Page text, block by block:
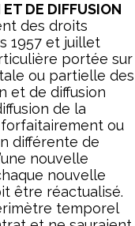
DE DIFFUSION
des droits
1957 et juillet
portée sur
ou partielle des
et de diffusion
de la
ou
différente de
nouvelle
nouvelle
être réactualisé.
temporel